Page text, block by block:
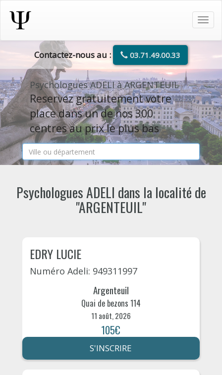
Contactez-nous au : 03.71.49.00.33
Psychologues ADELI à ARGENTEUIL
Reservez gratuitement votre
place dans un de nos 300
centres au prix le plus bas
Psychologues ADELI dans la localité de
"ARGENTEUIL"
EDRY LUCIE
Numéro Adeli: 949311997
Argenteuil
Quai de bezons 114
11 août, 2026
105€
S'INSCRIRE